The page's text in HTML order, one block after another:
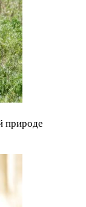
природе